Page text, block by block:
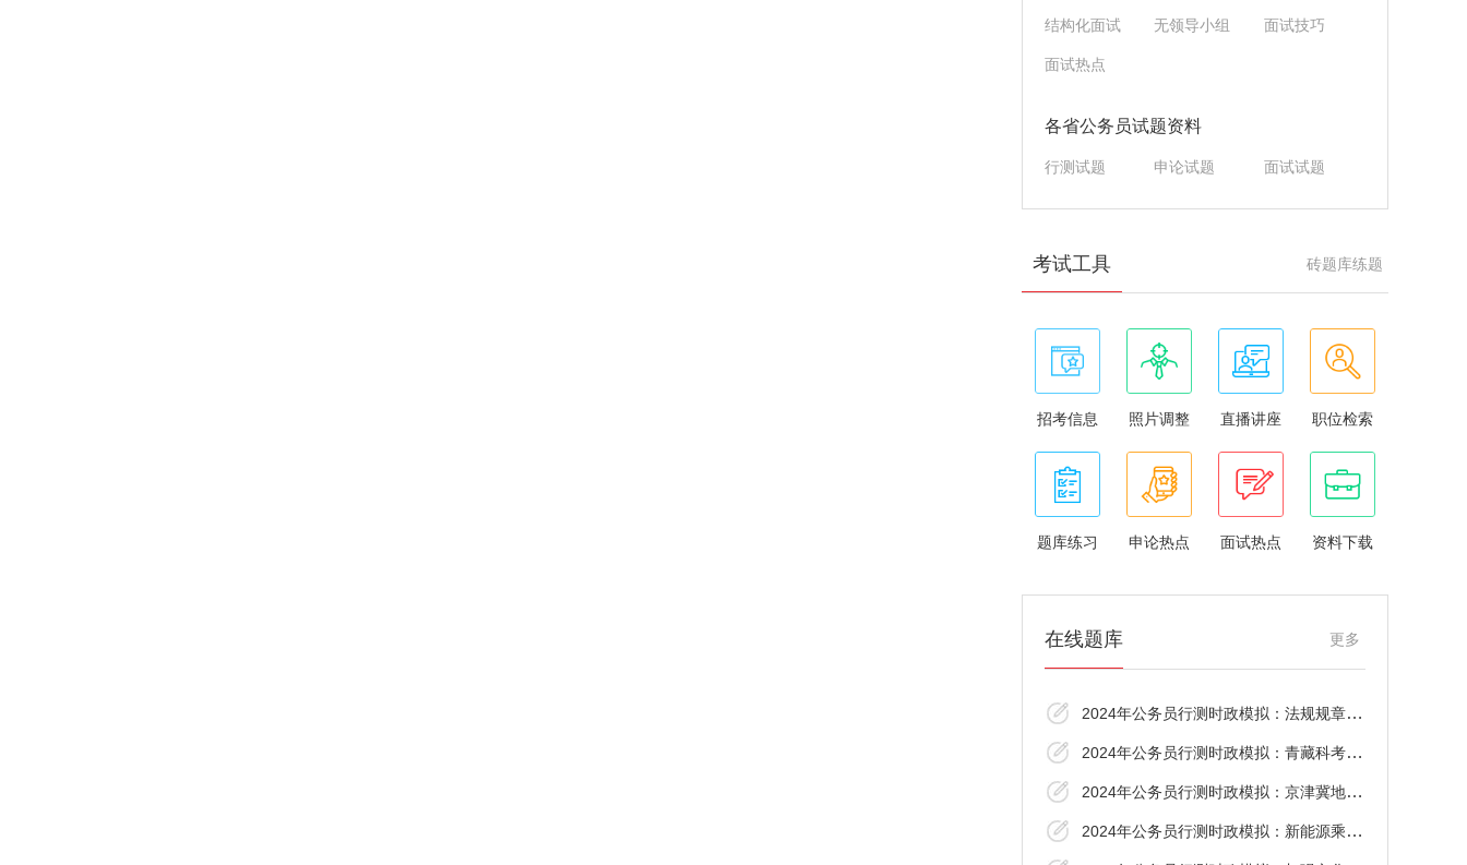
结构化面试 无领导小组 面试技巧
面试热点
各省公务员试题资料
行测试题 申论试题 面试试题
砖题库练题
考试工具
招考信息 照片调整 直播讲座 职位检索
题库练习 申论热点 面试热点 资料下载
更多
在线题库
2024年公务员行测时政模拟：法规规章备案审
2024年公务员行测时政模拟：青藏科考十大进
2024年公务员行测时政模拟：京津冀地区用电
2024年公务员行测时政模拟：新能源乘用车国